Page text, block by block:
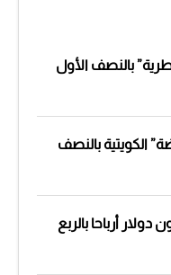
بالنصف الأول
الكويتية بالنصف
تحقق 82.2 مليون دولار أرباحا بالربع